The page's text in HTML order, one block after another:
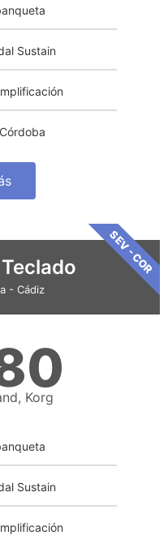
Sustain
SEV - COR
- Cádiz
Korg
Sustain